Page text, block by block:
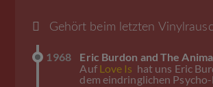
Gehört beim letzten
1968
Eric Burdon and The
Auf Love Is hat uns Eric
dem eindringlichen Psycho-